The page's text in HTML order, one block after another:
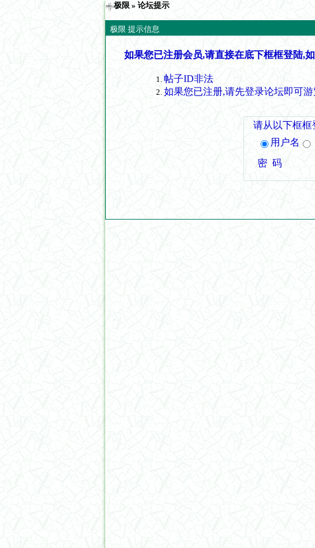
极限 » 论坛提示
极限 提示信息
如果您已注册会员,请直接在底下框框登陆,
帖子ID非法
如果您已注册,请先登录论坛即可
请从以下框框
用户名
密 码